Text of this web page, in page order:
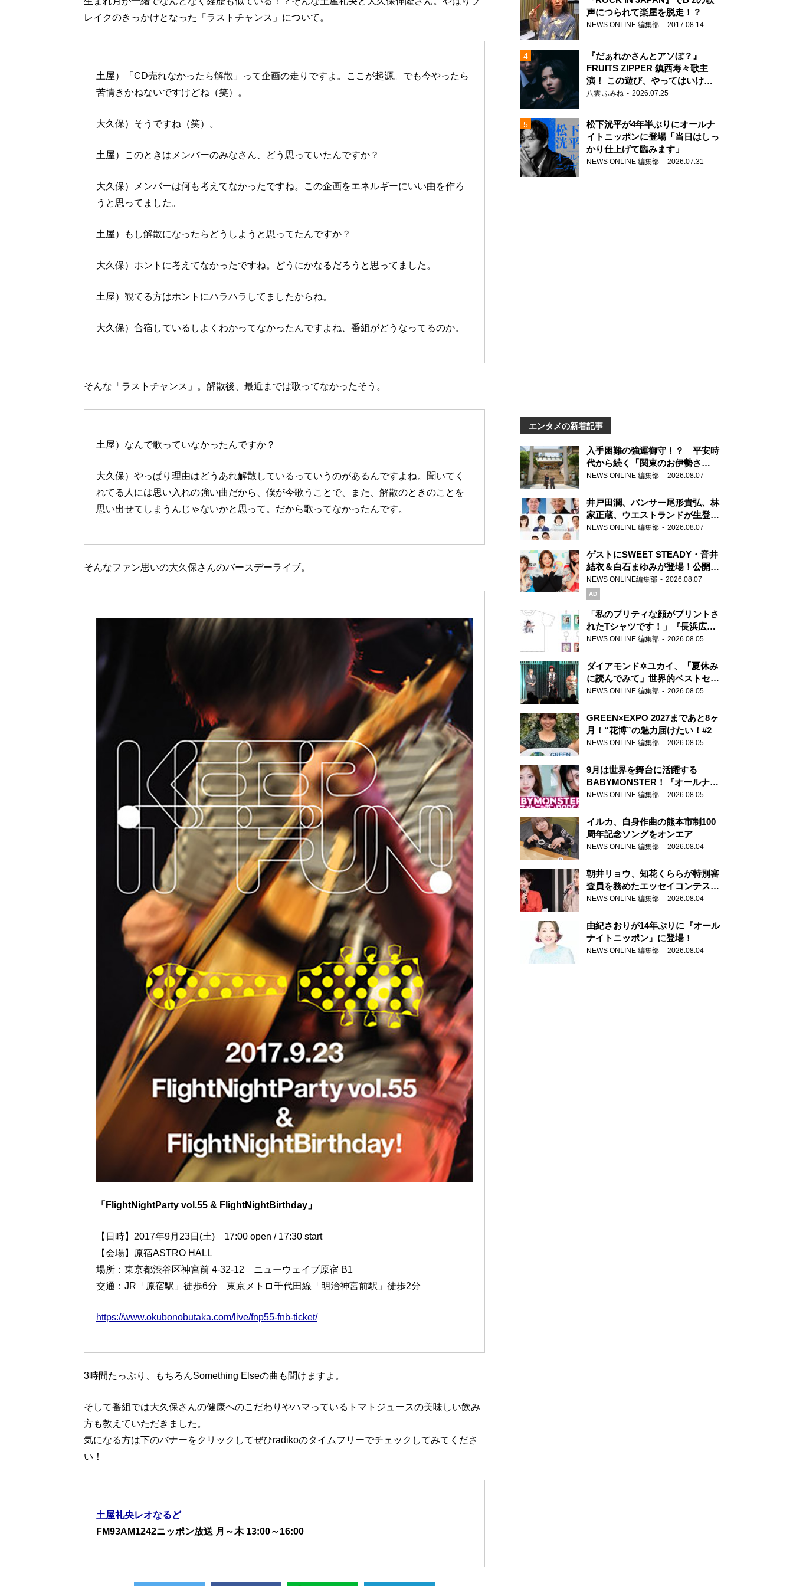
レイクのきっかけとなった「ラストチャンス」について。
土屋）「CD売れなかったら解散」って企画の走りですよ。ここが起源。でも今やったら
苦情きかねないですけどね（笑）。
大久保）そうですね（笑）。
土屋）このときはメンバーのみなさん、どう思っていたんですか？
大久保）メンバーは何も考えてなかったですね。この企画をエネルギーにいい曲を作ろ
うと思ってました。
土屋）もし解散になったらどうしようと思ってたんですか？
大久保）ホントに考えてなかったですね。どうにかなるだろうと思ってました。
土屋）観てる方はホントにハラハラしてましたからね。
大久保）合宿しているしよくわかってなかったんですよね、番組がどうなってるのか。
そんな「ラストチャンス」。解散後、最近までは歌ってなかったそう。
土屋）なんで歌っていなかったんですか？
大久保）やっぱり理由はどうあれ解散しているっていうのがあるんですよね。聞いてく
れてる人には思い入れの強い曲だから、僕が今歌うことで、また、解散のときのことを
思い出せてしまうんじゃないかと思って。だから歌ってなかったんです。
そんなファン思いの大久保さんのバースデーライブ。
「FlightNightParty vol.55 & FlightNightBirthday」
【日時】2017年9月23日(土) 17:00 open / 17:30 start
【会場】原宿ASTRO HALL
場所：東京都渋谷区神宮前 4-32-12 ニューウェイブ原宿 B1
交通：JR「原宿駅」徒歩6分 東京メトロ千代田線「明治神宮前駅」徒歩2分
https://www.okubonobutaka.com/live/fnp55-fnb-ticket/
3時間たっぷり、もちろんSomething Elseの曲も聞けますよ。
そして番組では大久保さんの健康へのこだわりやハマっているトマトジュースの美味しい飲み
方も教えていただきました。
気になる方は下のバナーをクリックしてぜひradikoのタイムフリーでチェックしてみてくださ
い！
土屋礼央レオなるど
FM93AM1242ニッポン放送 月～木 13:00～16:00
声につられて楽屋を脱走！？
NEWS ONLINE 編集部 2017.08.14
『だぁれかさんとアソぼ？』
FRUITS ZIPPER 鎮西寿々歌主
演！ この遊び、やってはいけま
せん。
八雲 ふみね 2026.07.25
松下洸平が4年半ぶりにオールナ
イトニッポンに登場「当日はしっ
かり仕上げて臨みます」
NEWS ONLINE 編集部 2026.07.31
エンタメの新着記事
入手困難の強運御守！？ 平安時
代から続く「関東のお伊勢さ
ま」、芝大神宮にてランパンプス
NEWS ONLINE 編集部 2026.08.07
井戸田潤、パンサー尾形貴弘、林
家正蔵、ウエストランドが生登
場！『ラジオビバリー昼ズ』
NEWS ONLINE 編集部 2026.08.07
ゲストにSWEET STEADY・音井
結衣＆白石まゆみが登場！公開収
録で素顔全開！
NEWS ONLINE編集部 2026.08.07
AD
「私のプリティな顔がプリントさ
れたTシャツです！」『長浜広奈
天下無双』初の番組グッズ発売
NEWS ONLINE 編集部 2026.08.05
ダイアモンド✡ユカイ、「夏休み
に読んでみて」世界的ベストセラ
ー『アナスタシア』を紹介
NEWS ONLINE 編集部 2026.08.05
GREEN×EXPO 2027まであと8ヶ
月！“花博”の魅力届けたい！#2
NEWS ONLINE 編集部 2026.08.05
9月は世界を舞台に活躍する
BABYMONSTER！『オールナイ
トニッポンPODCAST』月替わり
NEWS ONLINE 編集部 2026.08.05
イルカ、自身作曲の熊本市制100
周年記念ソングをオンエア
NEWS ONLINE 編集部 2026.08.04
朝井リョウ、知花くららが特別審
査員を務めたエッセイコンテスト
の特別番組「#いまあなたに伝え
NEWS ONLINE 編集部 2026.08.04
由紀さおりが14年ぶりに『オール
ナイトニッポン』に登場！
NEWS ONLINE 編集部 2026.08.04